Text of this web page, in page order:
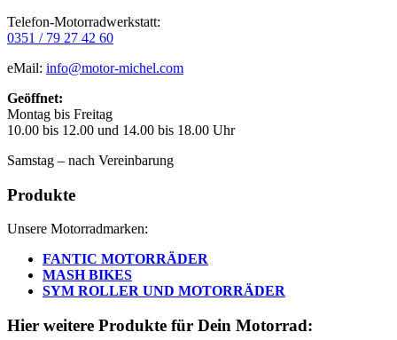
Telefon-Motorradwerkstatt:
0351 / 79 27 42 60
eMail: info@motor-michel.com
Geöffnet:
Montag bis Freitag
10.00 bis 12.00 und 14.00 bis 18.00 Uhr
Samstag – nach Vereinbarung
Produkte
Unsere Motorradmarken:
FANTIC MOTORRÄDER
MASH BIKES
SYM ROLLER UND MOTORRÄDER
Hier weitere Produkte für Dein Motorrad: